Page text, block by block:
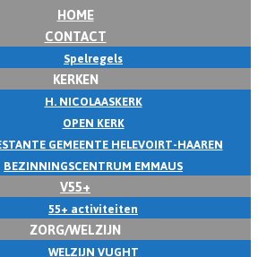
HOME
CONTACT
Spelregels
KERKEN
H. NICOLAASKERK
OPEN KERK
GEMEENTE HELEVOIRT-HAAREN
BEZINNINGSCENTRUM EMMAUS
V55+
55+ activiteiten
ZORG/WELZIJN
WELZIJN VUGHT